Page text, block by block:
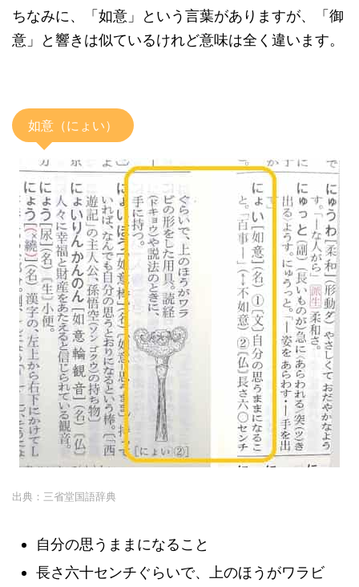
ちなみに、「如意」という言葉がありますが、「御
意」と響きは似ているけれど意味は全く違います。
如意（にょい）
出典：三省堂国語辞典
自分の思うままになること
長さ六十センチぐらいで、上のほうがワラビ